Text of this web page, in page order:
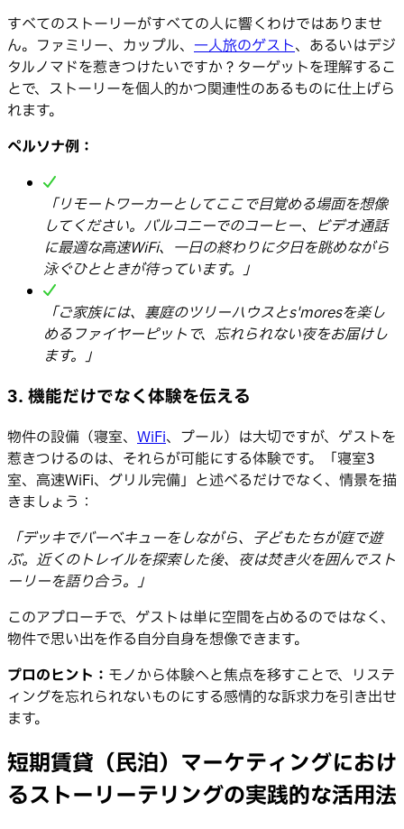
すべてのストーリーがすべての人に響くわけではありませ
ん。ファミリー、カップル、 一人旅のゲスト、あるいはデジ
タルノマドを惹きつけたいですか？ターゲットを理解するこ
とで、ストーリーを個人的かつ関連性のあるものに仕上げら
れます。
ペルソナ例：
「リモートワーカーとしてここで目覚める場面を想像
してください。バルコニーでのコーヒー、ビデオ通話
に最適な高速WiFi、一日の終わりに夕日を眺めながら
泳ぐひとときが待っています。」
「ご家族には、裏庭のツリーハウスとs'moresを楽し
めるファイヤーピットで、忘れられない夜をお届けし
ます。」
3. 機能だけでなく体験を伝える
物件の設備（寝室、 WiFi、プール）は大切ですが、ゲストを
惹きつけるのは、それらが可能にする体験です。「寝室3
室、高速WiFi、グリル完備」と述べるだけでなく、情景を描
きましょう：
「デッキでバーベキューをしながら、子どもたちが庭で遊
ぶ。近くのトレイルを探索した後、夜は焚き火を囲んでスト
ーリーを語り合う。」
このアプローチで、ゲストは単に空間を占めるのではなく、
物件で思い出を作る自分自身を想像できます。
プロのヒント： モノから体験へと焦点を移すことで、リステ
ィングを忘れられないものにする感情的な訴求力を引き出せ
ます。
短期賃貸（民泊）マーケティングにおけ
るストーリーテリングの実践的な活用法